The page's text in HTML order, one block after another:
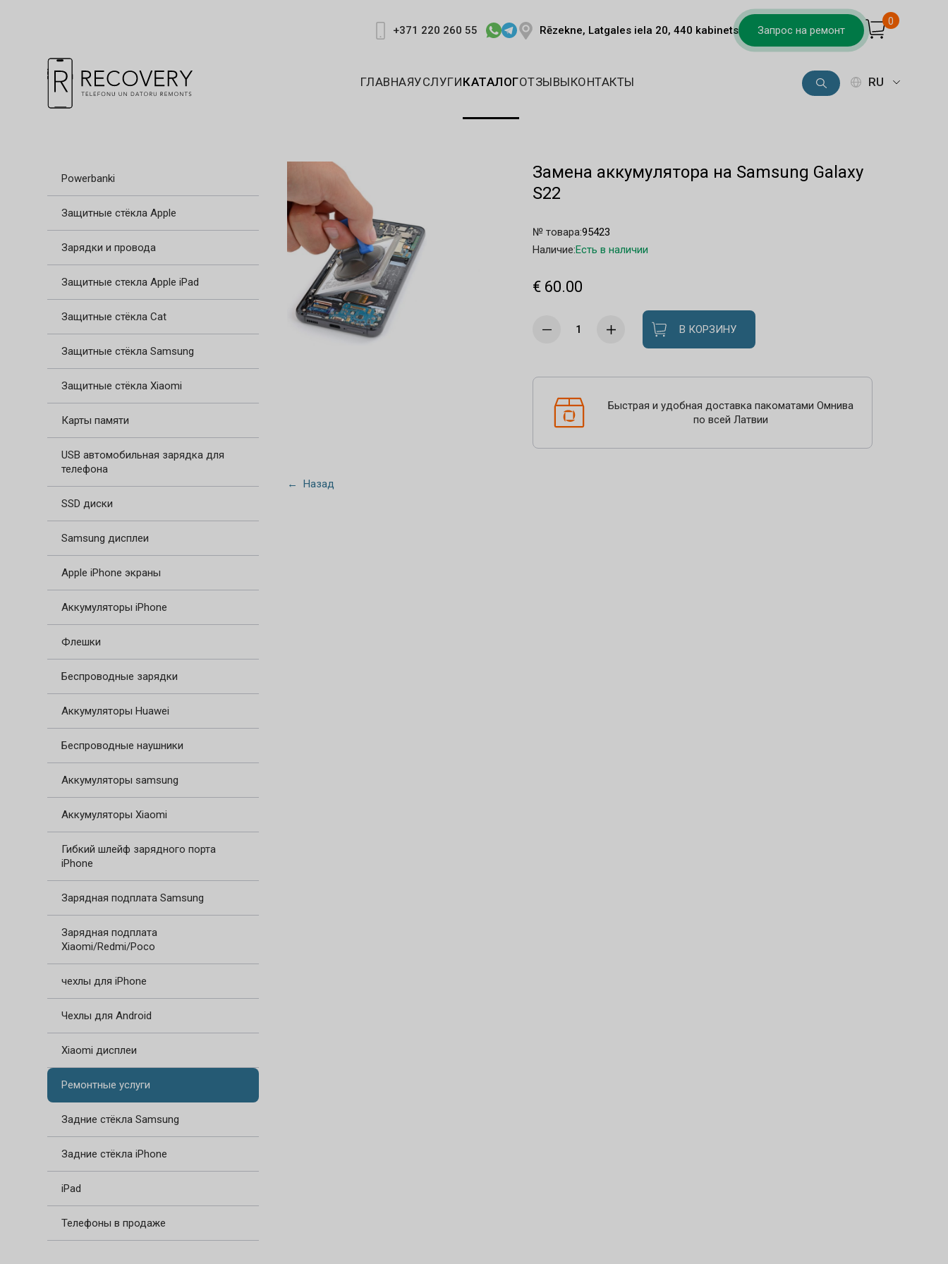
+371 220 260 55 Rēzekne, Latgales iela 20, 440 kabinets Запрос на ремонт
0
ГЛАВНАЯУСЛУГИКАТАЛОГОТЗЫВЫКОНТАКТЫ RU
Powerbanki
Защитные стёкла Apple
Зарядки и провода
Защитные стекла Apple iPad
Защитные стёкла Cat
Защитные стёкла Samsung
Защитные стёкла Xiaomi
Карты памяти
USB автомобильная зарядка для
телефона
SSD диски
Samsung дисплеи
Apple iPhone экраны
Аккумуляторы iPhone
Флешки
Беспроводные зарядки
Аккумуляторы Huawei
Беспроводные наушники
Аккумуляторы samsung
Аккумуляторы Xiaomi
Гибкий шлейф зарядного порта
iPhone
Зарядная подплата Samsung
Зарядная подплата
Xiaomi/Redmi/Poco
чехлы для iPhone
Чехлы для Android
Xiaomi дисплеи
Ремонтные услуги
Задние стёкла Samsung
Задние стёкла iPhone
iPad
Телефоны в продаже
Замена аккумулятора на Samsung Galaxy
S22
№ товара:95423
Наличие:Есть в наличии
€ 60.00
В КОРЗИНУ
Быстрая и удобная доставка пакоматами Омнива
по всей Латвии
← Назад